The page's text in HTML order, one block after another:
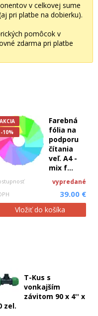
v celkovej sume
pri platbe na dobierku).
pomôcok v
zdarma pri platbe
AKCIA
-10%
Farebná
fólia na
podporu
čítania
veľ. A4 -
mix f...
vypredané
39.00 €
Vložiť do košíka
T-Kus s
vonkajším
závitom 90 x 4'' x
zel.